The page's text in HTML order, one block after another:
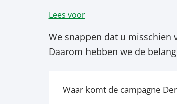
Lees voor
We snappen dat u
Daarom hebben we de
Waar komt de campagne